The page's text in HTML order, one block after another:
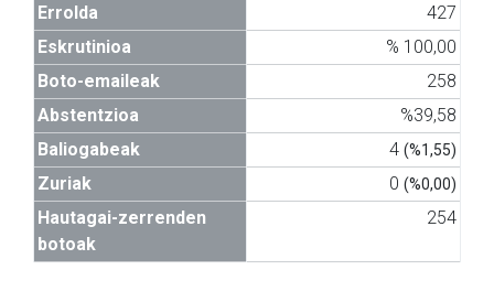
Errolda
427
Eskrutinioa
% 100,00
Boto-emaileak
258
Abstentzioa
%39,58
Baliogabeak
4 (%1,55)
Zuriak 0 (%0,00)
Hautagai-zerrenden
botoak
254